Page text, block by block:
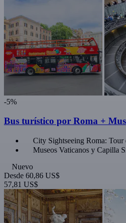
-5%
Bus turístico por Roma +
City Sightseeing Roma: Tour
Museos Vaticanos y Capilla
Nuevo
Desde 60,86 US$
57,81 US$